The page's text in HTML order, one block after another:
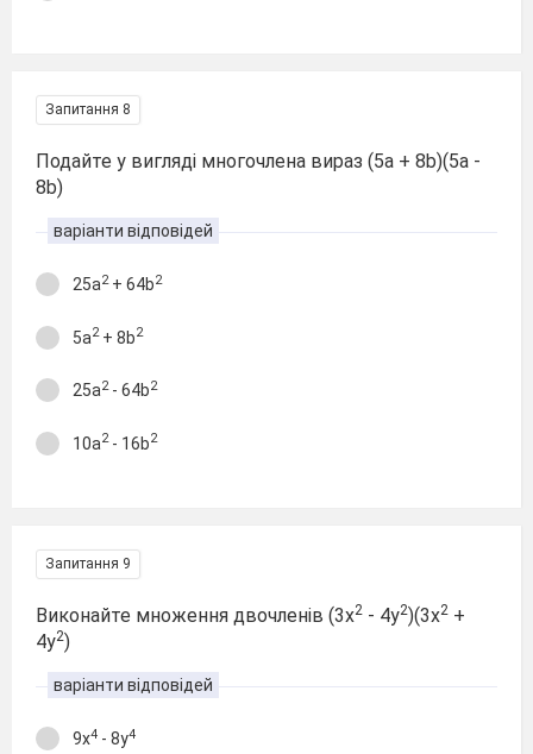
Запитання 8
Подайте у вигляді многочлена вираз (5a + 8b)(5a -
8b)
варіанти відповідей
25a2+ 64b2
5a2+ 8b2
25a2- 64b2
10a2- 16b2
Запитання 9
Виконайте множення двочленів (3x2 - 4y2)(3x2 +
4y2)
варіанти відповідей
9x4 - 8y4